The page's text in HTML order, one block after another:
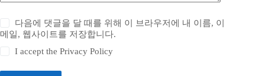
다음에 댓글을 달 때를 위해 이 브라우저에 내 이름, 이
메일, 웹사이트를 저장합니다.
I accept thePrivacy Policy